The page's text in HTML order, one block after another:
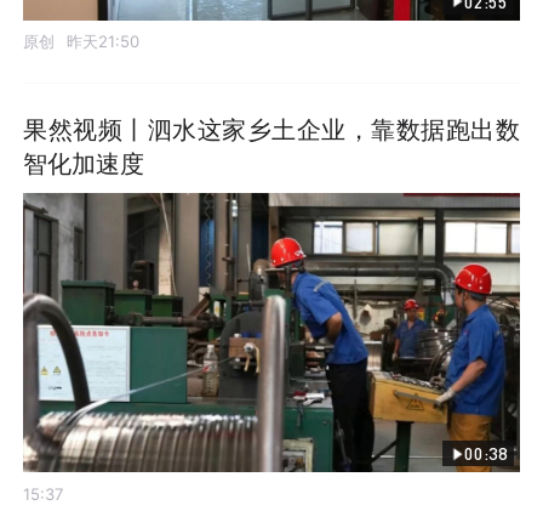
原创 昨天21:50
果然视频丨泗水这家乡土企业，靠数据跑出数
智化加速度
00:38
15:37